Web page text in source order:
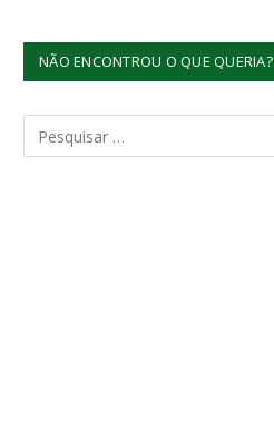
NÃO ENCONTROU O QUE QUERIA?